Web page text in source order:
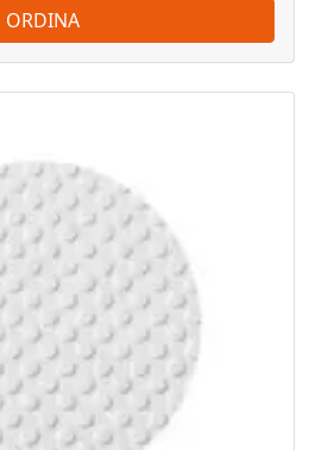
ORDINA